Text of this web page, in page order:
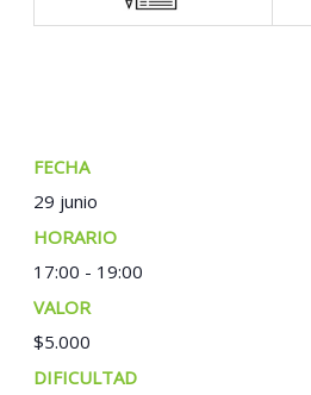
FECHA:
29 junio
17:00 - 19:00
COSTO:
$5.000